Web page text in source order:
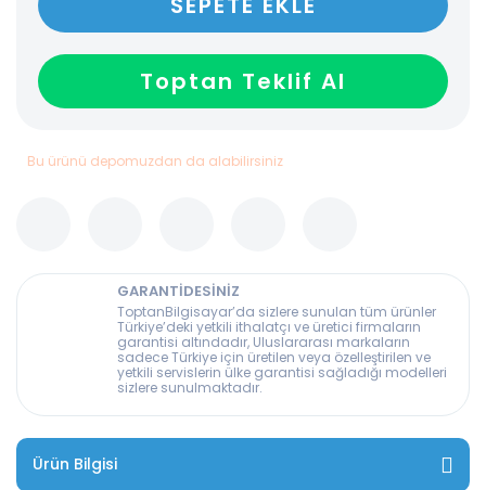
Toptan Teklif Al
Bu ürünü depomuzdan da alabilirsiniz
GARANTİDESİNİZ
ToptanBilgisayar’da sizlere sunulan tüm ürünler
Türkiye’deki yetkili ithalatçı ve üretici firmaların
garantisi altındadır, Uluslararası markaların
sadece Türkiye için üretilen veya özelleştirilen ve
yetkili servislerin ülke garantisi sağladığı modelleri
sizlere sunulmaktadır.
Ürün Bilgisi